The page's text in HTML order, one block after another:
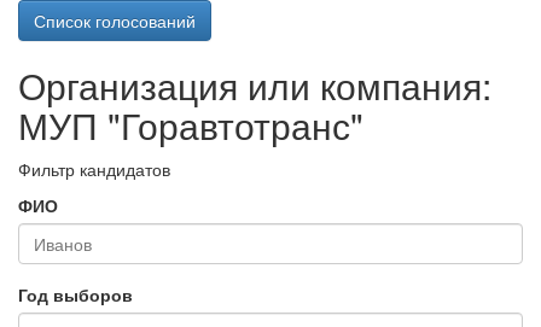
Список голосований
Организация или компания:
МУП "Горавтотранс"
Фильтр кандидатов
ФИО
Год выборов